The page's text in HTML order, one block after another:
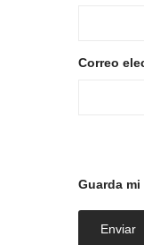
Correo
Guarda